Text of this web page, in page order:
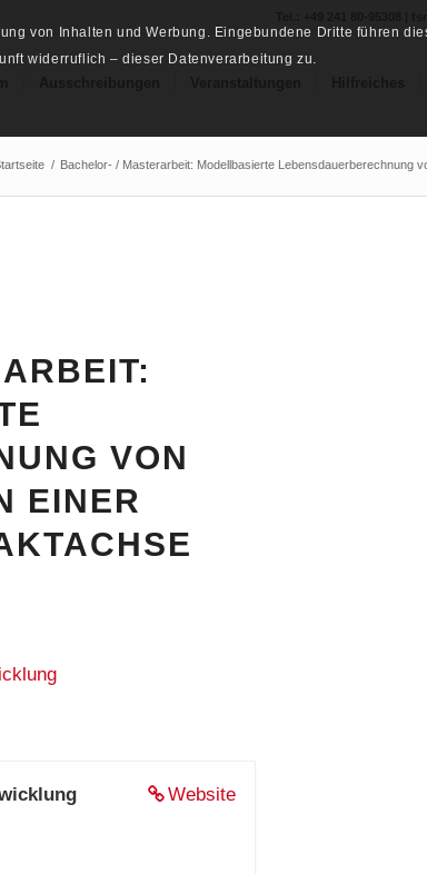
/ Bachelor- / Masterarbeit: Modellbasierte Lebensdauerberechnung
VON
EINER
Website
von Inhalten und Werbung. Eingebundene Dritte führen
widerruflich – dieser Datenverarbeitung zu.